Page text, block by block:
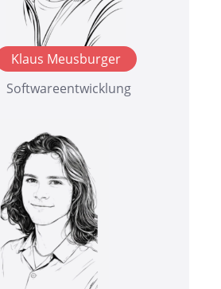
Klaus Meusburger
Softwareentwicklung